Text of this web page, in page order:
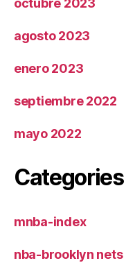
agosto 2023
enero 2023
septiembre 2022
mayo 2022
Categories
mnba-index
nba-brooklyn nets